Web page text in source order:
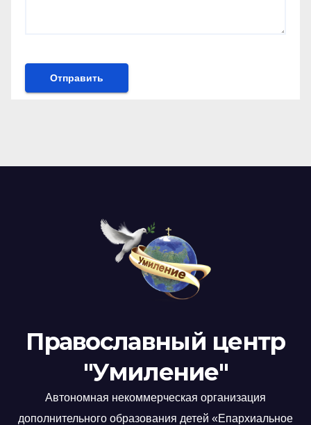
Православный центр
"Умиление"
Автономная некоммерческая организация
дополнительного образования детей «Епархиальное